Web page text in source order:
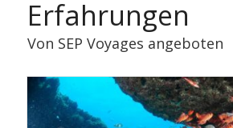
Erfahrungen
Von SEP Voyages angeboten